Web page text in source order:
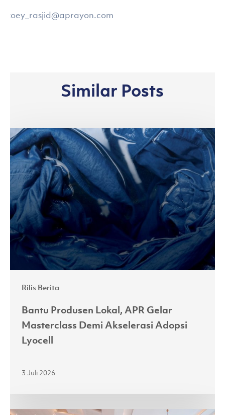
zoey_rasjid@aprayon.com
Similar Posts
Rilis Berita
Bantu
Produsen
Lokal,
APR
Gelar
Masterclass
Demi
Akselerasi
Adopsi
Lyocell
Bantu Produsen Lokal, APR Gelar
Masterclass Demi Akselerasi Adopsi
Lyocell
3 Juli 2026